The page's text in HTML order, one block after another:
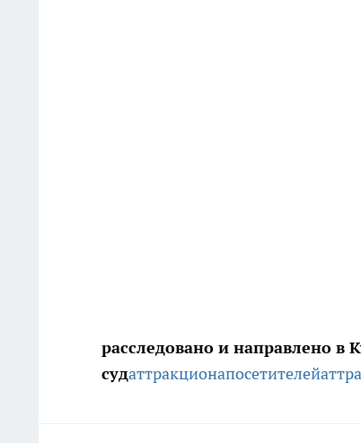
расследовано и направлено в
судаттракционапосетителей